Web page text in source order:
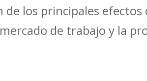
los principales efectos
de trabajo y la